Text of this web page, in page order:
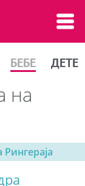
БЕБЕ ДЕТЕ
на
Рингераја